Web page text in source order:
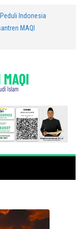
Indonesia
MAQI